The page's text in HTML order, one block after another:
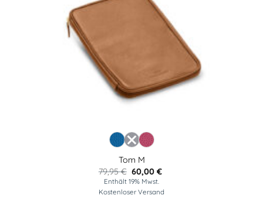
Tom M
79,95€ Ursprünglicher
Preis
war:
79,95 €
60,00€Aktueller
ist:
60,00 €.
Enthält 19% Mwst.
Kostenloser Versand